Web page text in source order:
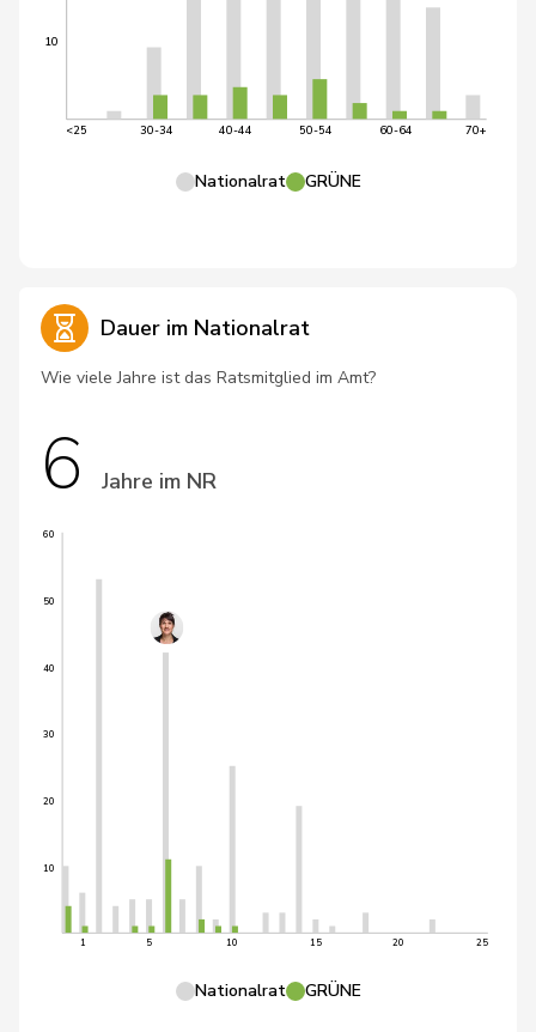
10
<25 30-34 40-44 50-54 60-64 70+
Nationalrat GRÜNE
Dauer im Nationalrat
Wie viele Jahre ist das Ratsmitglied im Amt?
6 Jahre im NR
10
20
30
40
50
60
1 5 10 15 20 25
Nationalrat GRÜNE